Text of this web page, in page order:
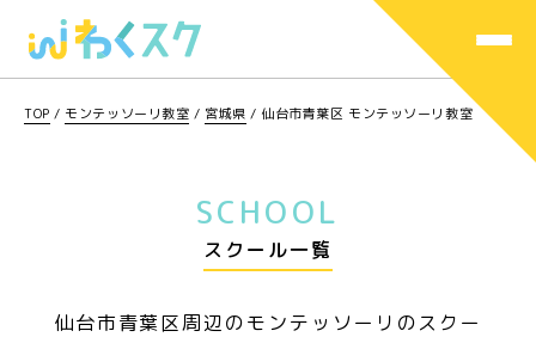
TOP / モンテッソーリ教室 / 宮城県 / 仙台市青葉区 モンテッソーリ教室
SCHOOL
スクール一覧
仙台市青葉区周辺のモンテッソーリのスクー